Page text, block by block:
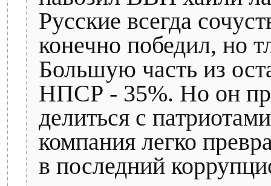
Русские всегда
конечно победил, но
Большую часть из
НПСР - 35%. Но он
делиться с
компания легко
в последний